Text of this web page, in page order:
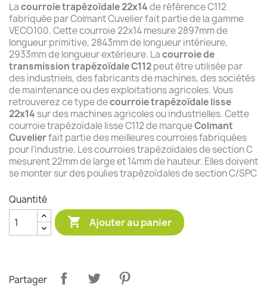
Lacourroie trapézoïdale 22x14de référence C112
fabriquée par Colmant Cuvelier fait partie de la gamme
VECO100. Cette courroie 22x14 mesure 2897mm de
longueur primitive, 2843mm de longueur intérieure,
2933mm de longueur extérieure. Lacourroie de
transmission trapézoïdale C112peut être utilisée par
des industriels, des fabricants de machines, des sociétés
de maintenance ou des exploitations agricoles. Vous
retrouverez ce type decourroie trapézoïdale lisse
22x14 sur des machines agricoles ou industrielles. Cette
courroie trapézoïdale lisse C112 de marqueColmant
Cuvelierfait partie des meilleures courroies fabriquées
pour l’industrie. Les courroies trapézoïdales de section C
mesurent 22mm de large et 14mm de hauteur. Elles doivent
se monter sur des poulies trapézoïdales de section C/SPC
Quantité
 Ajouter au panier
Partager